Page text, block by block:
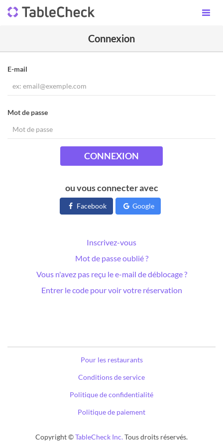
Connexion
E-mail
Mot de passe
CONNEXION
ou vous connecter avec
Facebook Google
Inscrivez-vous
Mot de passe oublié ?
Vous n'avez pas reçu le e-mail de déblocage ?
Entrer le code pour voir votre réservation
Pour les restaurants
Conditions de service
Politique de confidentialité
Politique de paiement
Copyright ©TableCheck Inc.Tous droits réservés.